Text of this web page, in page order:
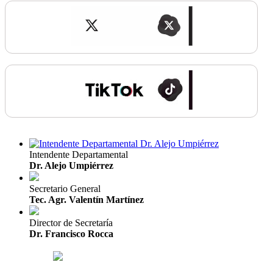
Intendente Departamental
Dr. Alejo Umpiérrez
Secretario General
Tec. Agr. Valentín Martínez
Director de Secretaría
Dr. Francisco Rocca